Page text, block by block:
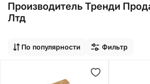
Производитель Тренди
Лтд
По популярности Фильтр